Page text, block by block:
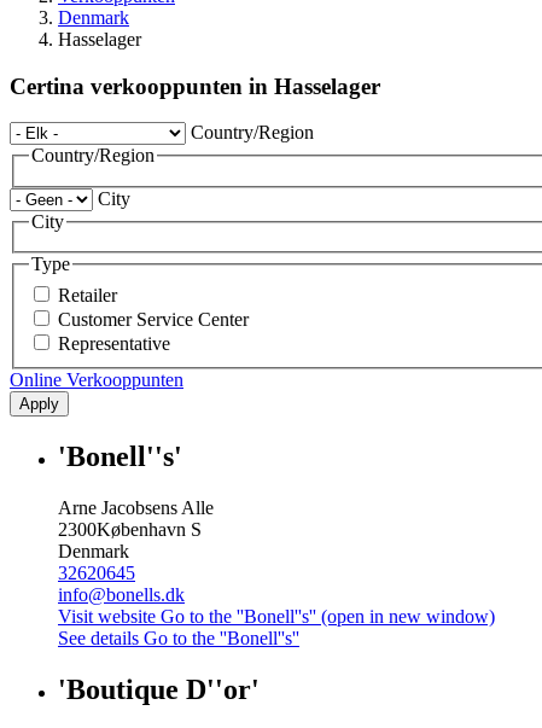
Denmark
Hasselager
Certina verkooppunten in Hasselager
Country/Region
Country/Region
City
City
Type
Retailer
Customer Service Center
Representative
Online Verkooppunten
Apply
'Bonell''s'
Arne Jacobsens Alle
2300København S
Denmark
32620645
info@bonells.dk
Visit website Go to the ''Bonell''s'' (open in new window)
See details Go to the ''Bonell''s''
'Boutique D''or'